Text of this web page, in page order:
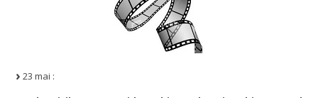
23 mai :